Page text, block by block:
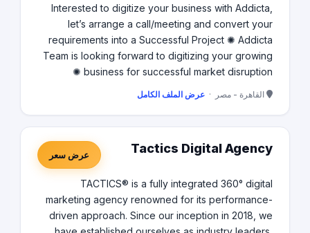
Interested to digitize your business with Addicta,
let’s arrange a call/meeting and convert your
requirements into a Successful Project ✺ Addicta
Team is looking forward to digitizing your growing
business for successful market disruption ✺
القاهرة - مصر · عرض الملف الكامل
Tactics Digital Agency عرض سعر
TACTICS® is a fully integrated 360° digital
marketing agency renowned for its performance-
driven approach. Since our inception in 2018, we